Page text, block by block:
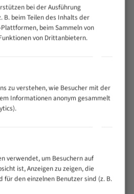
für verschiedenste
gegen Zahnbruch auch bei
bei der Ausführung
B. beim Teilen des Inhalts der
beim Sammeln von
von Drittanbietern.
zu verstehen, wie Besucher mit der
Informationen anonym gesammelt
verwendet, um Besuchern auf
ist, Anzeigen zu zeigen, die
für den einzelnen Benutzer sind (z. B.